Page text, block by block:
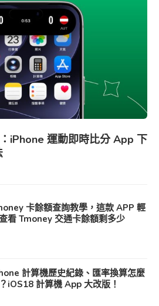
iPhone 運動即時比分 App 下
卡餘額查詢教學，這款 APP 輕
看 Tmoney 交通卡餘額剩多少
計算機歷史紀錄、匯率換算怎麼
iOS18 計算機 App 大改版！